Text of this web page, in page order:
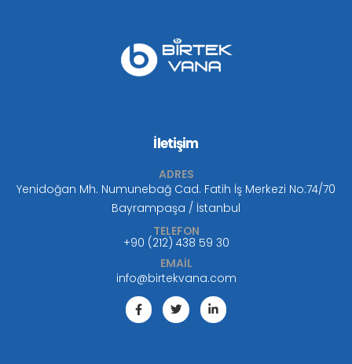
İletişim
ADRES
Yenidoğan Mh. Numunebağ Cad. Fatih İş Merkezi No:74/70
Bayrampaşa / İstanbul
TELEFON
+90 (212) 438 59 30
EMAİL
info@birtekvana.com